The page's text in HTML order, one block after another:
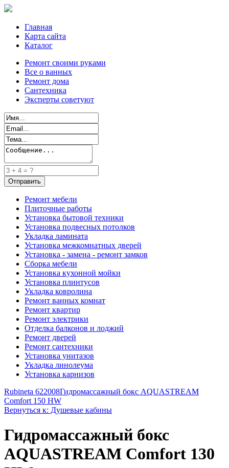
Главная
Карта сайта
Каталог
Ремонт своими руками
Все о ванных
Ремонт дома
Сантехника
Эксперты советуют
Ремонт мебели
Плиточные работы
Установка бытовой техники
Установка подвесных потолков
Укладка ламината
Установка межкомнатных дверей
Установка - замена - ремонт замков
Сборка мебели
Установка кухонной мойки
Установка плинтусов
Укладка ковролина
Ремонт ванных комнат
Ремонт квартир
Ремонт электрики
Отделка балконов и лоджий
Ремонт дверей
Ремонт сантехники
Установка унитазов
Укладка линолеума
Установка карнизов
Rubineta 622008Гидромассажный бокс AQUASTREAM
Comfort 150 HW
Вернуться к: Душевые кабины
Гидромассажный бокс
AQUASTREAM Comfort 130